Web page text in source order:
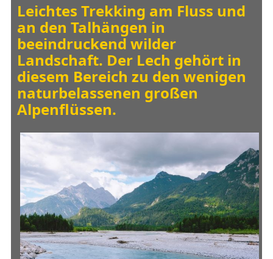
Leichtes Trekking am Fluss und
an den Talhängen in
beeindruckend wilder
Landschaft. Der Lech gehört in
diesem Bereich zu den wenigen
naturbelassenen großen
Alpenflüssen.